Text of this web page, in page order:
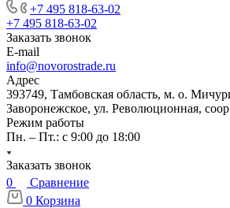
+7 495 818-63-02
+7 495 818-63-02
Заказать звонок
E-mail
info@novorostrade.ru
Адрес
393749, Тамбовская область, м. о.
Заворонежское, ул. Революционная,
Режим работы
Пн. – Пт.: с 9:00 до 18:00
Заказать звонок
0
Сравнение
0 Корзина